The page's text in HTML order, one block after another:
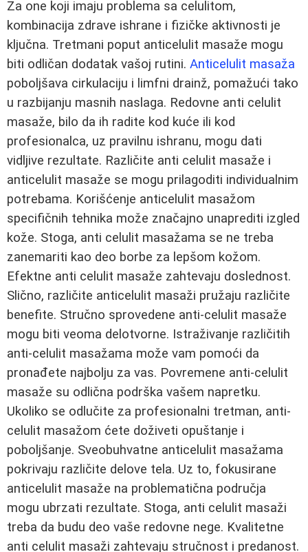
Za one koji imaju problema sa celulitom,
kombinacija zdrave ishrane i fizičke aktivnosti je
ključna. Tretmani poput anticelulit masaže mogu
biti odličan dodatak vašoj rutini. Anticelulit masaža
poboljšava cirkulaciju i limfni drainž, pomažući tako
u razbijanju masnih naslaga. Redovne anti celulit
masaže, bilo da ih radite kod kuće ili kod
profesionalca, uz pravilnu ishranu, mogu dati
vidljive rezultate. Različite anti celulit masaže i
anticelulit masaže se mogu prilagoditi individualnim
potrebama. Korišćenje anticelulit masažom
specifičnih tehnika može značajno unaprediti izgled
kože. Stoga, anti celulit masažama se ne treba
zanemariti kao deo borbe za lepšom kožom.
Efektne anti celulit masaže zahtevaju doslednost.
Slično, različite anticelulit masaži pružaju različite
benefite. Stručno sprovedene anti-celulit masaže
mogu biti veoma delotvorne. Istraživanje različitih
anti-celulit masažama može vam pomoći da
pronađete najbolju za vas. Povremene anti-celulit
masaže su odlična podrška vašem napretku.
Ukoliko se odlučite za profesionalni tretman, anti-
celulit masažom ćete doživeti opuštanje i
poboljšanje. Sveobuhvatne anticelulit masažama
pokrivaju različite delove tela. Uz to, fokusirane
anticelulit masaže na problematična područja
mogu ubrzati rezultate. Stoga, anti celulit masaži
treba da budu deo vaše redovne nege. Kvalitetne
anti celulit masaži zahtevaju stručnost i predanost.